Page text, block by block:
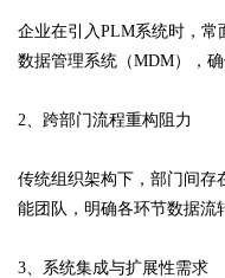
企业在引入PLM系统时，
数据管理系统（MDM），
2、跨部门流程重构阻力
传统组织架构下，部门间存
能团队，明确各环节数据流
3、系统集成与扩展性需求